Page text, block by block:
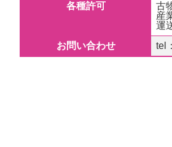
各種許可
古
産
運
お問い合わせ
tel